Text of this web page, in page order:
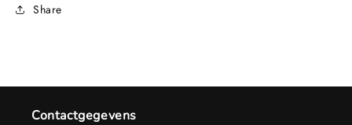
Share
Contactgegevens